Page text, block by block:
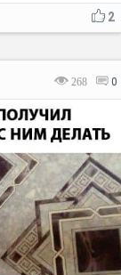
2
268 0